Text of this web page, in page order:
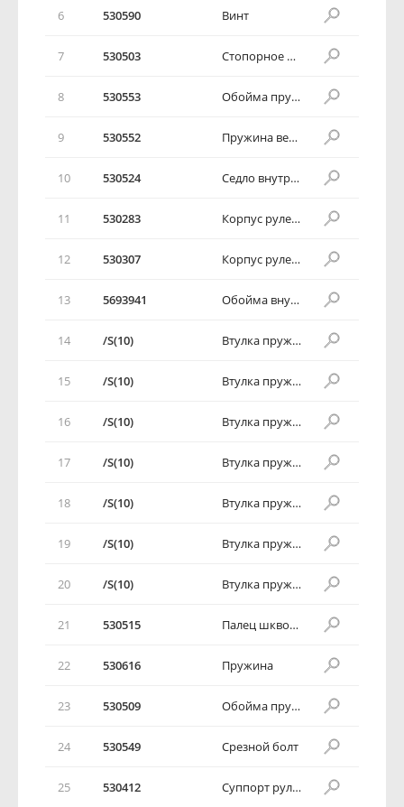
6 530590 Винт
7 530503 Стопорное кольцо
8 530553 Обойма пружины
9 530552 Пружина верхнего подшипника
10 530524 Седло внутреней обоймы подшипника
11 530283 Корпус рулевой колонки
12 530307 Корпус рулевой колонки
13 5693941 Обойма внутреняя
14 /S(10) Втулка пружины
15 /S(10) Втулка пружины
16 /S(10) Втулка пружины
17 /S(10) Втулка пружины
18 /S(10) Втулка пружины
19 /S(10) Втулка пружины
20 /S(10) Втулка пружины
21 530515 Палец шкворня
22 530616 Пружина
23 530509 Обойма пружины
24 530549 Срезной болт
25 530412 Суппорт рулевой колонки